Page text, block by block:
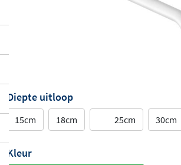
Diepte uitloop
15cm 18cm 25cm 30cm
Kleur